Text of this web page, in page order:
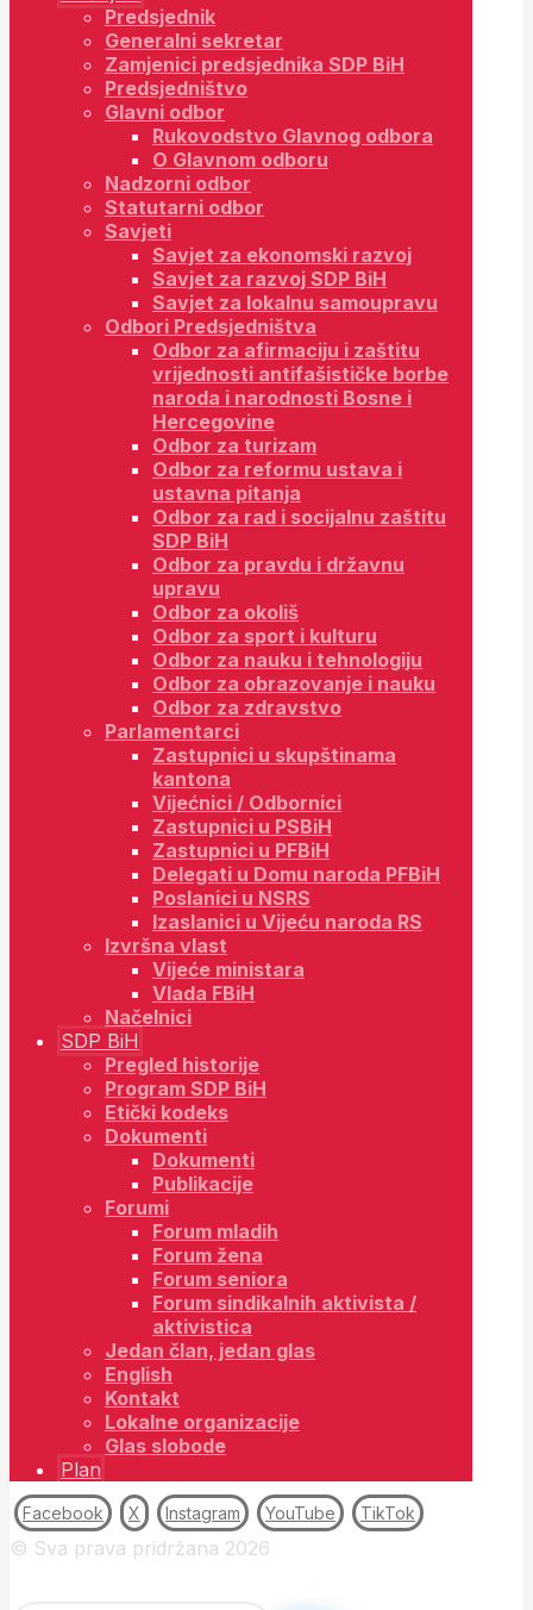
Predsjednik
Generalni sekretar
Zamjenici predsjednika SDP BiH
Predsjedništvo
Glavni odbor
Rukovodstvo Glavnog odbora
O Glavnom odboru
Nadzorni odbor
Statutarni odbor
Savjeti
Savjet za ekonomski razvoj
Savjet za razvoj SDP BiH
Savjet za lokalnu samoupravu
Odbori Predsjedništva
Odbor za afirmaciju i zaštitu
vrijednosti antifašističke borbe
naroda i narodnosti Bosne i
Hercegovine
Odbor za turizam
Odbor za reformu ustava i
ustavna pitanja
Odbor za rad i socijalnu zaštitu
SDP BiH
Odbor za pravdu i državnu
upravu
Odbor za okoliš
Odbor za sport i kulturu
Odbor za nauku i tehnologiju
Odbor za obrazovanje i nauku
Odbor za zdravstvo
Parlamentarci
Zastupnici u skupštinama
kantona
Vijećnici / Odbornici
Zastupnici u PSBiH
Zastupnici u PFBiH
Delegati u Domu naroda PFBiH
Poslanici u NSRS
Izaslanici u Vijeću naroda RS
Izvršna vlast
Vijeće ministara
Vlada FBiH
Načelnici
SDP BiH
Pregled historije
Program SDP BiH
Etički kodeks
Dokumenti
Dokumenti
Publikacije
Forumi
Forum mladih
Forum žena
Forum seniora
Forum sindikalnih aktivista /
aktivistica
Jedan član, jedan glas
English
Kontakt
Lokalne organizacije
Glas slobode
Plan
Facebook X Instagram YouTube TikTok
© Sva prava pridržana 2026